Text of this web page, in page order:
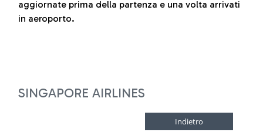
aggiornate prima della partenza e una volta arrivati
in aeroporto.
SINGAPORE AIRLINES